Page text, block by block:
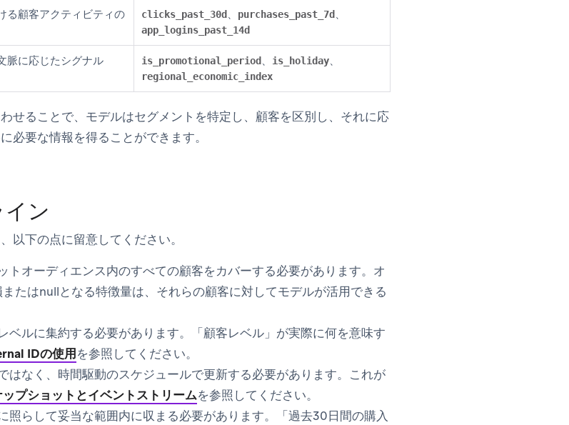
る顧客アクティビティの
clicks_past_30d 、 purchases_past_7d 、
app_logins_past_14d
脈に応じたシグナル is_promotional_period 、 is_holiday、
regional_economic_index
せることで、モデルはセグメントを特定し、顧客を区別し、それに応
必要な情報を得ることができます。
ン
以下の点に留意してください。
トオーディエンス内のすべての顧客をカバーする必要があります。オ
たはnullとなる特徴量は、それらの顧客に対してモデルが活用できる
ベルに集約する必要があります。「顧客レベル」が実際に何を意味す
IDの使用を参照してください。
はなく、時間駆動のスケジュールで更新する必要があります。これが
ップショットとイベントストリームを参照してください。
照らして妥当な範囲内に収まる必要があります。「過去30日間の購入